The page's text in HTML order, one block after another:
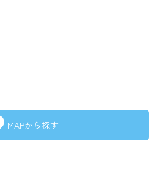
MAPから探す